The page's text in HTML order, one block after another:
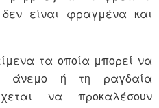
είναι φραγμένα και
τα οποία μπορεί να
άνεμο ή τη ραγδαία
να προκαλέσουν